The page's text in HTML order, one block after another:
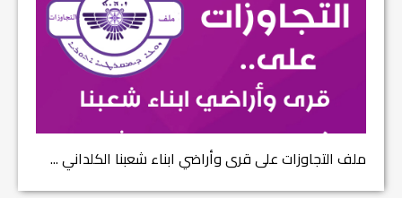
ملف التجاوزات على قرى وأراضي ابناء شعبنا الكلداني ...